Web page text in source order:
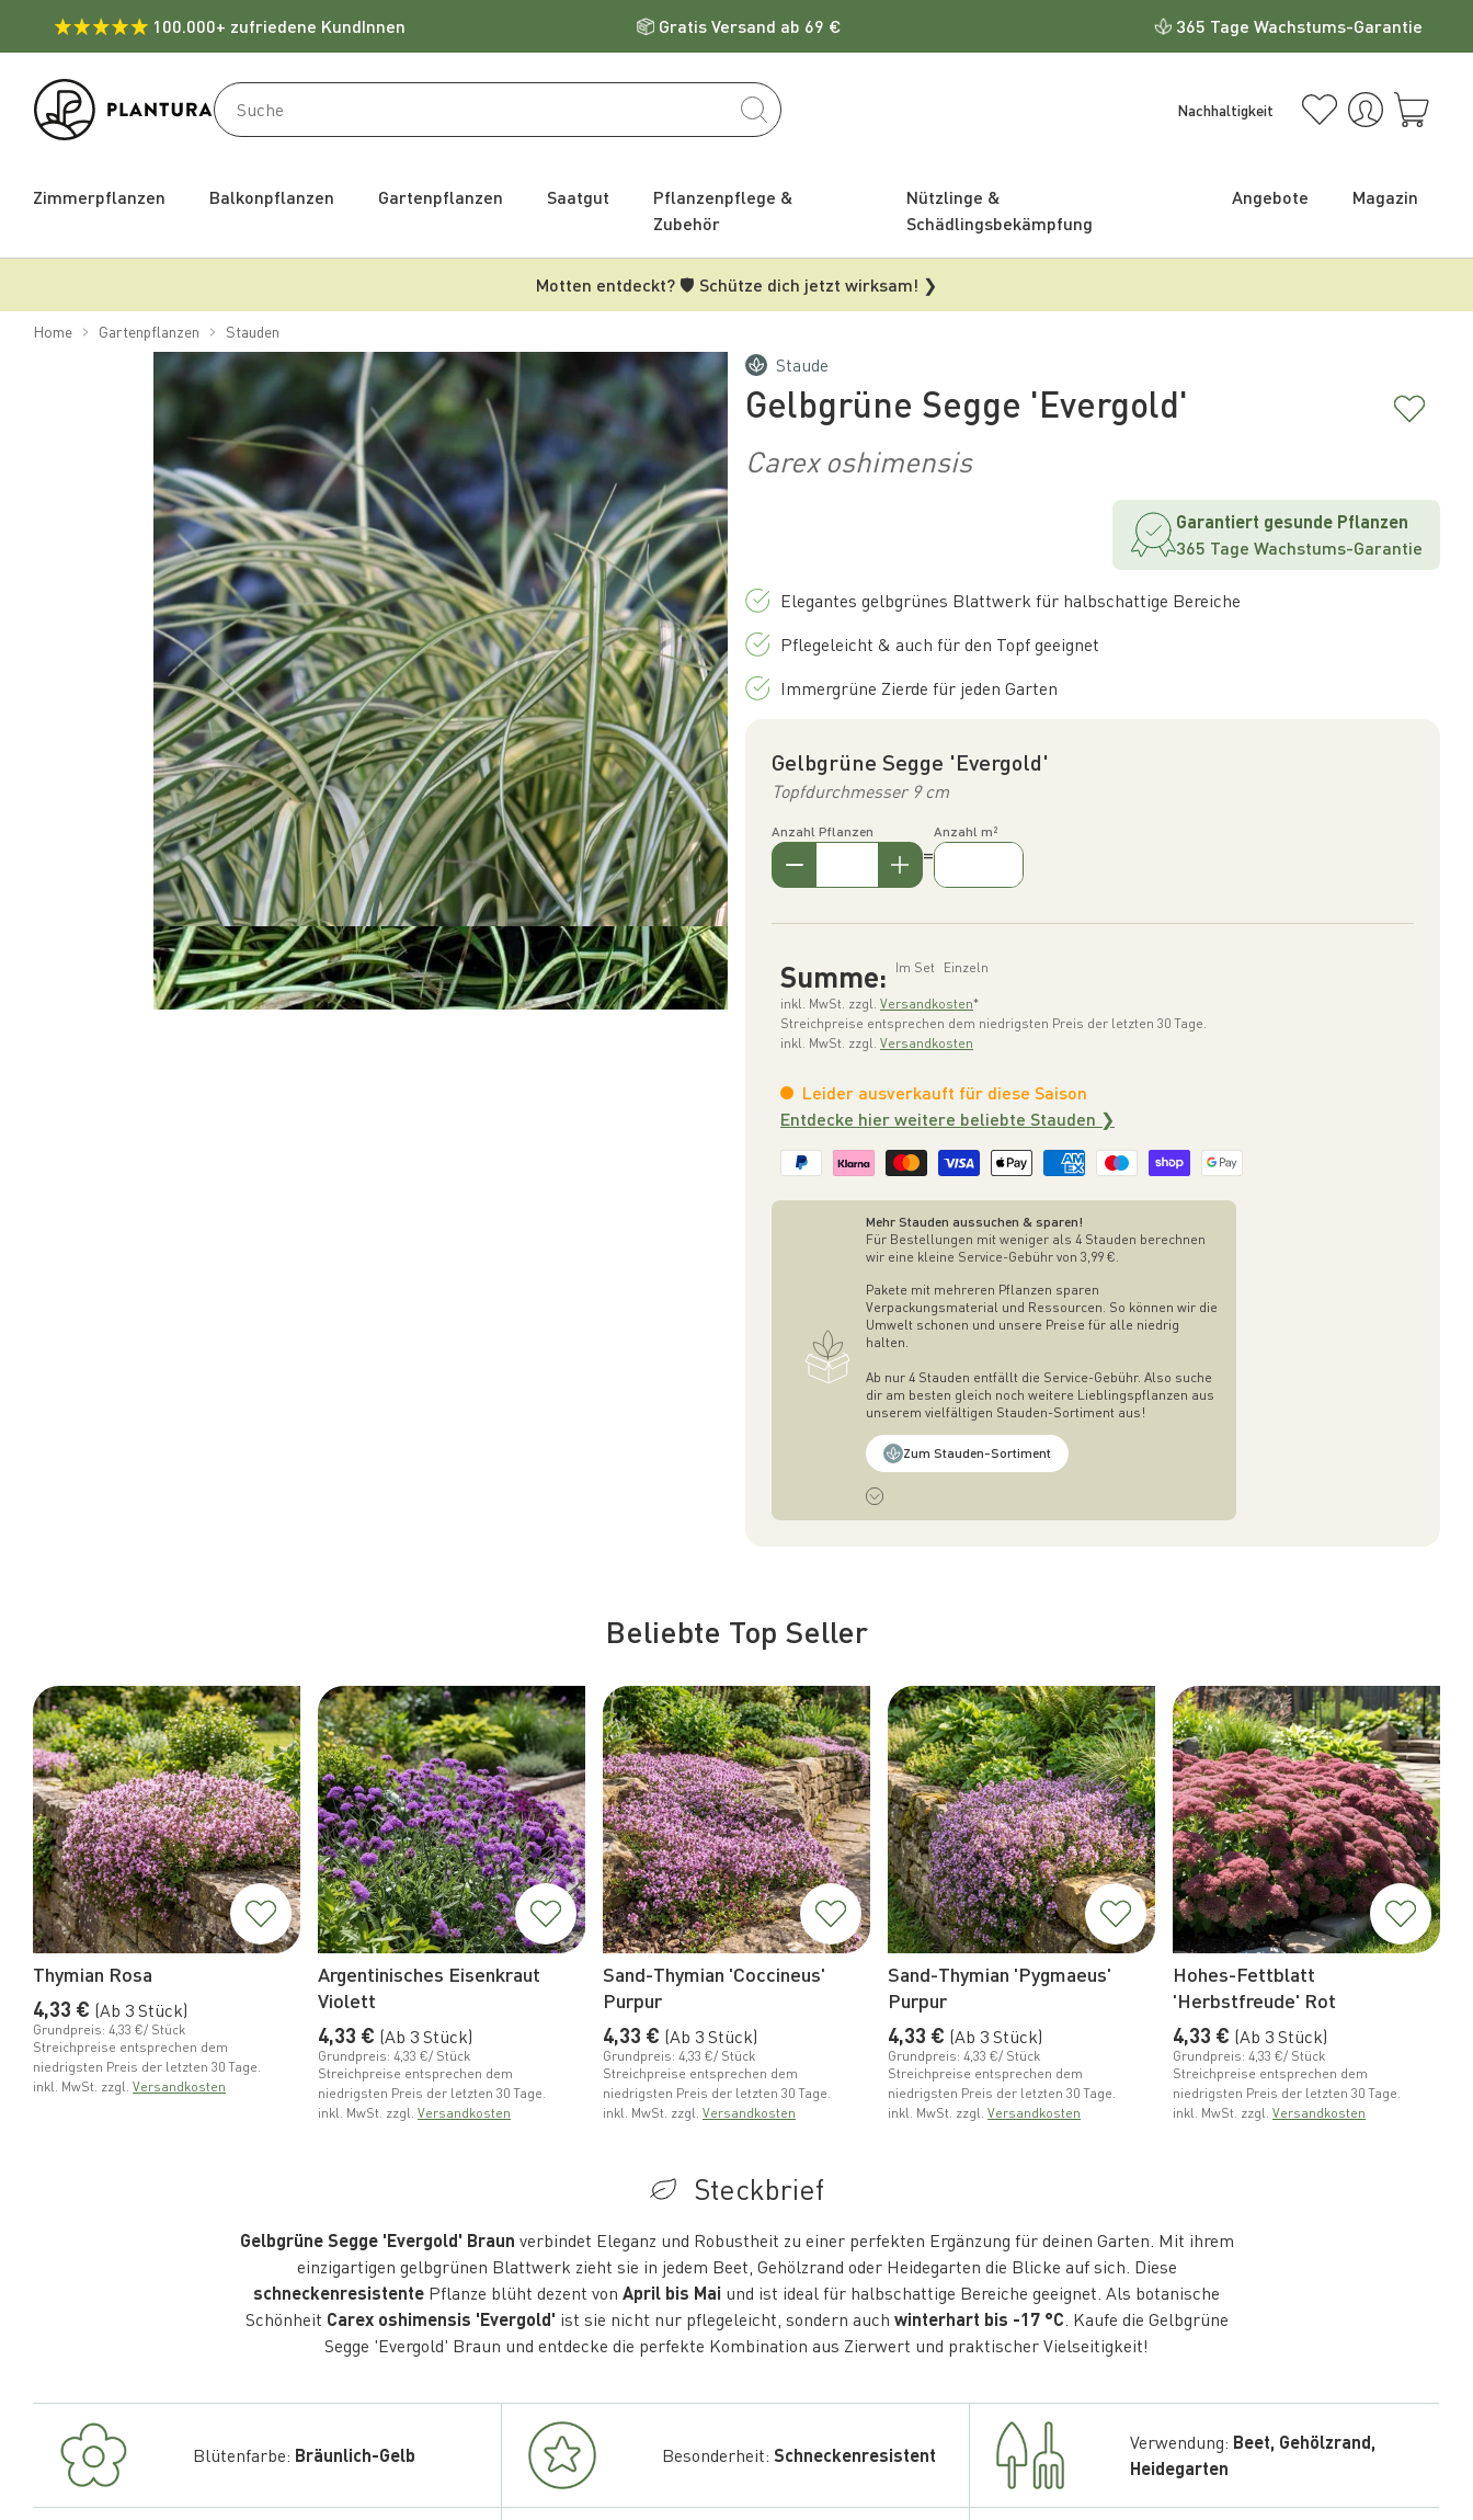
100.000+ zufriedene KundInnen Gratis Versand ab 69 € 365 Tage Wachstums-Garantie
Nachhaltigkeit
Zimmerpflanzen Balkonpflanzen Gartenpflanzen Saatgut
Pflanzenpflege &
Zubehör
Nützlinge &
Schädlingsbekämpfung
Angebote Magazin
Motten entdeckt? 🛡️ Schütze dich jetzt wirksam! ❯
Home Gartenpflanzen Stauden
Staude
Gelbgrüne Segge 'Evergold'
Carex oshimensis
Garantiert gesunde Pflanzen
365 Tage Wachstums-Garantie
Elegantes gelbgrünes Blattwerk für halbschattige Bereiche
Pflegeleicht & auch für den Topf geeignet
Immergrüne Zierde für jeden Garten
Gelbgrüne Segge 'Evergold'
Topfdurchmesser 9 cm
Anzahl Pflanzen
=
Anzahl m²
Summe: Im Set Einzeln
inkl. MwSt. zzgl. Versandkosten*
Streichpreise entsprechen dem niedrigsten Preis der letzten 30 Tage.
inkl. MwSt. zzgl. Versandkosten
Leider ausverkauft für diese Saison
Entdecke hier weitere beliebte Stauden ❯
Mehr Stauden aussuchen & sparen!
Für Bestellungen mit weniger als 4 Stauden berechnen
wir eine kleine Service-Gebühr von 3,99 €.
Pakete mit mehreren Pflanzen sparen
Verpackungsmaterial und Ressourcen. So können wir die
Umwelt schonen und unsere Preise für alle niedrig
halten.
Ab nur 4 Stauden entfällt die Service-Gebühr. Also suche
dir am besten gleich noch weitere Lieblingspflanzen aus
unserem vielfältigen Stauden-Sortiment aus!
Zum Stauden-Sortiment
Beliebte Top Seller
Thymian Rosa
Normaler Preis
4,33 € (Ab 3 Stück)
Grundpreis: 4,33 €/ Stück
Streichpreise entsprechen dem
niedrigsten Preis der letzten 30 Tage.
inkl. MwSt. zzgl. Versandkosten
Argentinisches Eisenkraut
Violett
Normaler Preis
4,33 € (Ab 3 Stück)
Grundpreis: 4,33 €/ Stück
Streichpreise entsprechen dem
niedrigsten Preis der letzten 30 Tage.
inkl. MwSt. zzgl. Versandkosten
Sand-Thymian 'Coccineus'
Purpur
Normaler Preis
4,33 € (Ab 3 Stück)
Grundpreis: 4,33 €/ Stück
Streichpreise entsprechen dem
niedrigsten Preis der letzten 30 Tage.
inkl. MwSt. zzgl. Versandkosten
Sand-Thymian 'Pygmaeus'
Purpur
Normaler Preis
4,33 € (Ab 3 Stück)
Grundpreis: 4,33 €/ Stück
Streichpreise entsprechen dem
niedrigsten Preis der letzten 30 Tage.
inkl. MwSt. zzgl. Versandkosten
Hohes-Fettblatt
'Herbstfreude' Rot
Normaler Preis
4,33 € (Ab 3 Stück)
Grundpreis: 4,33 €/ Stück
Streichpreise entsprechen dem
niedrigsten Preis der letzten 30 Tage.
inkl. MwSt. zzgl. Versandkosten
Steckbrief
Gelbgrüne Segge 'Evergold' Braun verbindet Eleganz und Robustheit zu einer perfekten Ergänzung für deinen Garten. Mit ihrem
einzigartigen gelbgrünen Blattwerk zieht sie in jedem Beet, Gehölzrand oder Heidegarten die Blicke auf sich. Diese
schneckenresistente Pflanze blüht dezent von April bis Mai und ist ideal für halbschattige Bereiche geeignet. Als botanische
Schönheit Carex oshimensis 'Evergold' ist sie nicht nur pflegeleicht, sondern auch winterhart bis -17 °C . Kaufe die Gelbgrüne
Segge 'Evergold' Braun und entdecke die perfekte Kombination aus Zierwert und praktischer Vielseitigkeit!
Blütenfarbe: Bräunlich-Gelb Besonderheit: Schneckenresistent
Verwendung: Beet, Gehölzrand,
Heidegarten